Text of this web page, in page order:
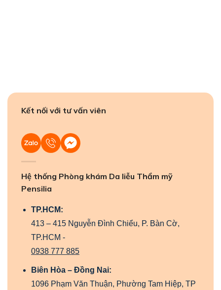
Kết nối với tư vấn viên
Hệ thống Phòng khám Da liễu Thẩm mỹ
Pensilia
TP.HCM:
413 – 415 Nguyễn Đình Chiểu, P. Bàn Cờ,
TP.HCM -
0938 777 885
Biên Hòa – Đồng Nai:
1096 Phạm Văn Thuận, Phường Tam Hiệp, TP